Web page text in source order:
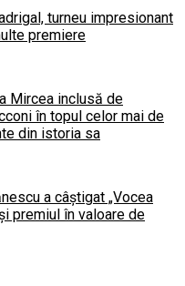
turneu impresionant
premiere
Mircea inclusă de
în topul celor mai de
din istoria sa
a câștigat „Vocea
premiul în valoare de